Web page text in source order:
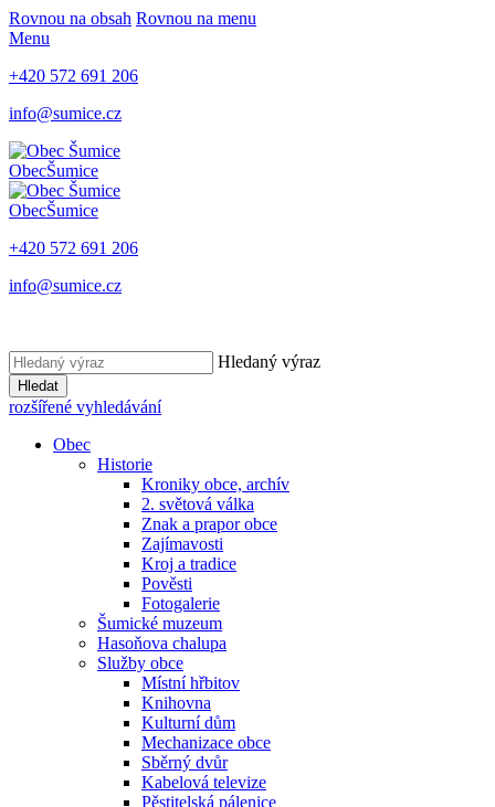
Rovnou na obsah Rovnou na menu
Menu
+420 572 691 206
info@sumice.cz
ObecŠumice
ObecŠumice
+420 572 691 206
info@sumice.cz
Hledaný výraz
Hledat
rozšířené vyhledávání
Obec
Historie
Kroniky obce, archív
2. světová válka
Znak a prapor obce
Zajímavosti
Kroj a tradice
Pověsti
Fotogalerie
Šumické muzeum
Hasoňova chalupa
Služby obce
Místní hřbitov
Knihovna
Kulturní dům
Mechanizace obce
Sběrný dvůr
Kabelová televize
Pěstitelská pálenice